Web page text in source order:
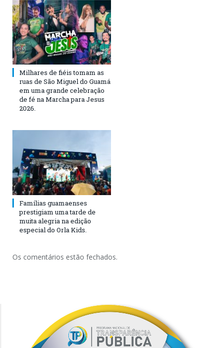
Milhares de fiéis tomam as
ruas de São Miguel do Guamá
em uma grande celebração
de fé na Marcha para Jesus
2026.
Famílias guamaenses
prestigiam uma tarde de
muita alegria na edição
especial do Orla Kids.
Os comentários estão fechados.